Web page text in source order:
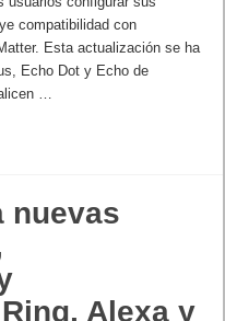
compatibilidad con
Esta actualización se ha
Echo Dot y Echo de
…
nuevas
Alexa y